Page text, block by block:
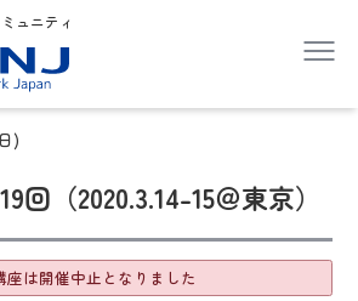
ュニティ
)
（2020.3.14-15＠東京）
座は開催中止となりました